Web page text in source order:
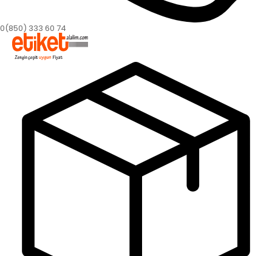
0(850) 333 60 74